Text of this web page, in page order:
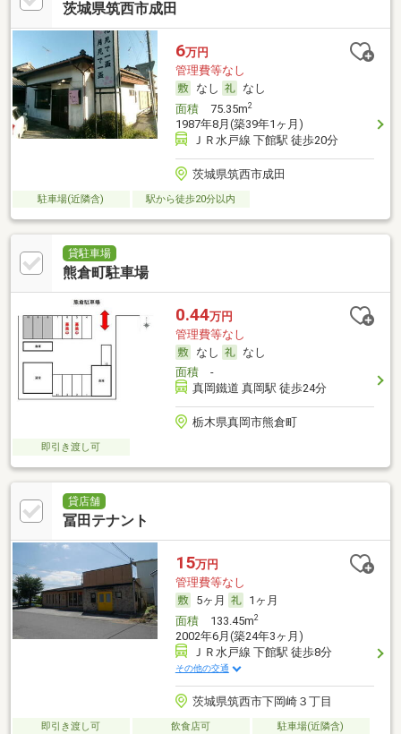
茨城県筑西市成田
6万円
管理費等なし
なし
なし
面積75.35m2
1987年8月(築39年1ヶ月)
ＪＲ水戸線 下館駅 徒歩20分
茨城県筑西市成田
駐車場(近隣含) 駅から徒歩20分以内
貸駐車場
熊倉町駐車場
0.44万円
管理費等なし
なし
なし
面積-
真岡鐵道 真岡駅 徒歩24分
栃木県真岡市熊倉町
即引き渡し可
貸店舗
冨田テナント
15万円
管理費等なし
5ヶ月
1ヶ月
面積133.45m2
2002年6月(築24年3ヶ月)
ＪＲ水戸線 下館駅 徒歩8分
その他の交通
茨城県筑西市下岡崎３丁目
即引き渡し可 飲食店可
駐車場(近隣含)